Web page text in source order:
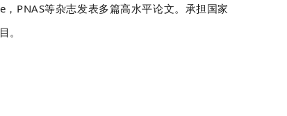
PNAS等杂志发表多篇高水平论文。承担国家
。